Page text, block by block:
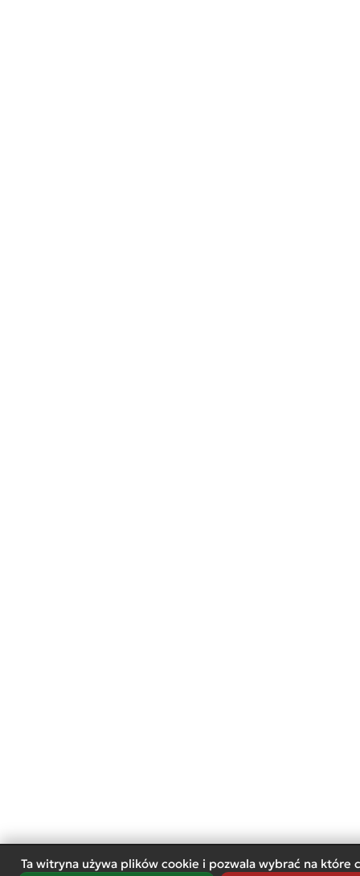
Ta witryna używa plików cookie i pozwala wybrać na które